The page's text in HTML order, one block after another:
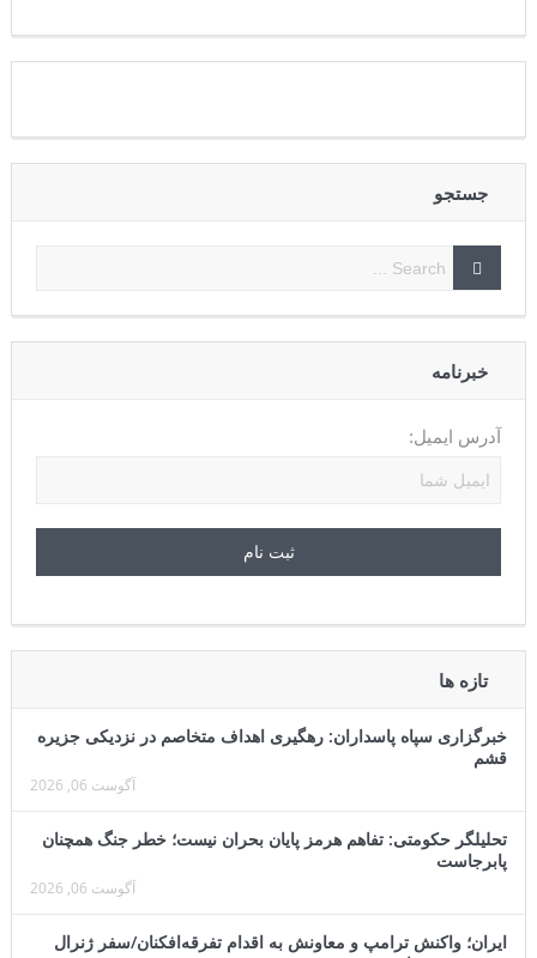
جستجو
خبرنامه
آدرس ایمیل:
تازه ها
خبرگزاری سپاه پاسداران: رهگیری اهداف متخاصم در نزدیکی جزیره
قشم
آگوست 06, 2026
تحلیلگر حکومتی: تفاهم هرمز پایان بحران نیست؛ خطر جنگ همچنان
پابرجاست
آگوست 06, 2026
ایران؛ واکنش ترامپ و معاونش به اقدام تفرقه‌افکنان/سفر ژنرال